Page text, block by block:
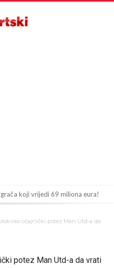
koji vrijedi 69 miliona eura!
za napad u noćnom klubu
su mu bile natečene, nije se htio
Barcelonu?
očajnički potez Man Utd-a da
potez Man Utd-a da vrati